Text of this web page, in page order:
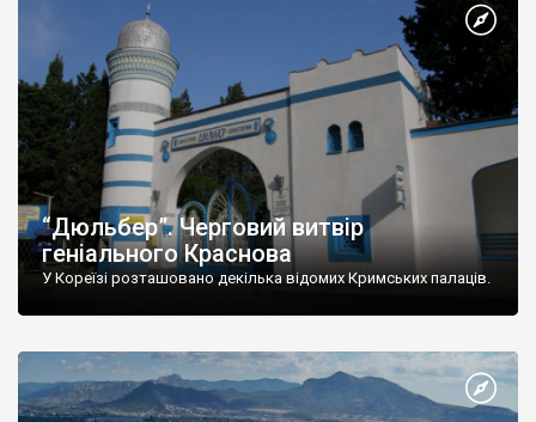
“Дюльбер”. Черговий витвір
геніального Краснова
У Кореїзі розташовано декілька відомих Кримських палаців.